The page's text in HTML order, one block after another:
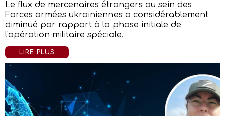
Le flux de mercenaires étrangers au sein des
Forces armées ukrainiennes a considérablement
diminué par rapport à la phase initiale de
l'opération militaire spéciale.
LIRE PLUS